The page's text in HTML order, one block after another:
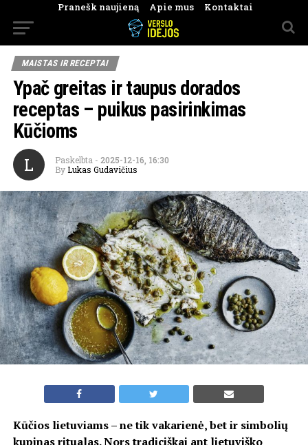
Pranešk naujieną Apie mus Kontaktai
MAISTAS IR RECEPTAI
Ypač greitas ir taupus dorados
receptas – puikus pasirinkimas
Kūčioms
L Paskelbta - 2025-12-16, 16:30
By Lukas Gudavičius
Kūčios lietuviams – ne tik vakarienė, bet ir simbolių
kupinas ritualas. Nors tradiciškai ant lietuviško